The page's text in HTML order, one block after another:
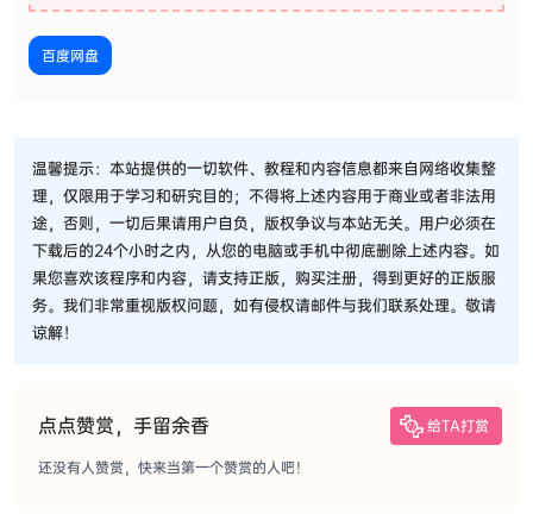
百度网盘
温馨提示：本站提供的一切软件、教程和内容信息都来自网络收集整
理，仅限用于学习和研究目的；不得将上述内容用于商业或者非法用
途，否则，一切后果请用户自负，版权争议与本站无关。用户必须在
下载后的24个小时之内，从您的电脑或手机中彻底删除上述内容。如
果您喜欢该程序和内容，请支持正版，购买注册，得到更好的正版服
务。我们非常重视版权问题，如有侵权请邮件与我们联系处理。敬请
谅解！
点点赞赏，手留余香 给TA打赏
还没有人赞赏，快来当第一个赞赏的人吧！